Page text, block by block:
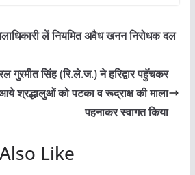
s
p
p
e
लें नियमित अवैध खनन निरोधक दल
गुरमीत सिंह (रि.ले.ज.) ने हरिद्वार पहुॅचकर
श्रद्धालुओं को पटका व रूद्राक्ष की माला
पहनाकर स्वागत किया
Like